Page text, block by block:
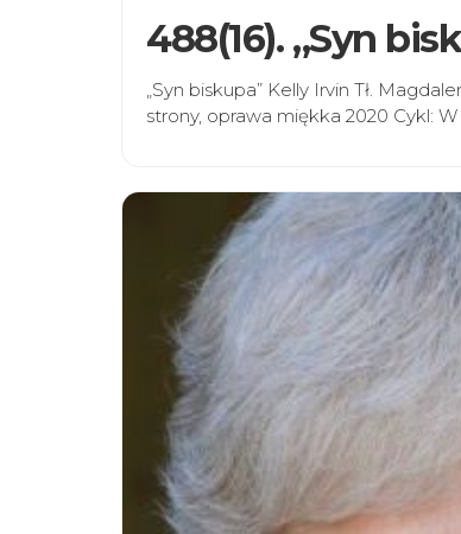
488(16). „Syn
„Syn biskupa” Kelly Irvin Tł.
strony, oprawa miękka 2020 Cykl: W